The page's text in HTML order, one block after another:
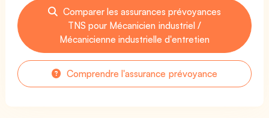
Comparer les assurances prévoyances
TNS pour Mécanicien industriel /
Mécanicienne industrielle d'entretien
Comprendre l'assurance prévoyance